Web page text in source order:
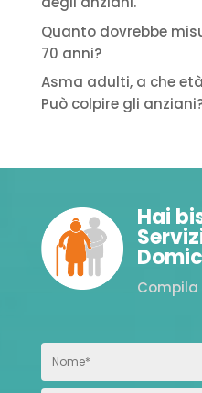
Quanto dovrebbe
70 anni?
Asma adulti, a che
Può colpire gli
Hai
Compila